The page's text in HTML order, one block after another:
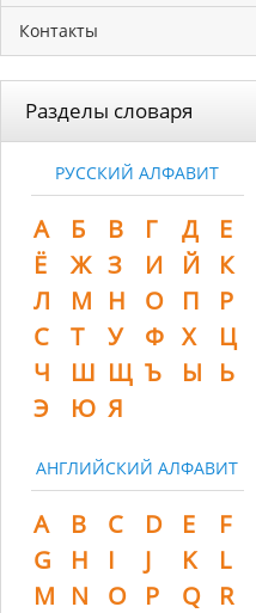
Контакты
Разделы словаря
РУССКИЙ АЛФАВИТ
А Б В Г Д
Е
Ё
Ж З И Й
К
Л
М Н О П
Р
С
Т У Ф Х
Ц
Ч
Ш Щ Ъ Ы
Ь
Э
Ю Я
АНГЛИЙСКИЙ АЛФАВИТ
A B C D E
F
G
H I J K
L
M N O P Q
R